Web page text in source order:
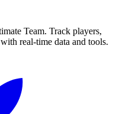
Team. Track players,
real-time data and tools.